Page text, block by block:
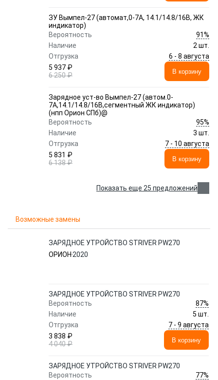
ЗУ Вымпел-27 (автомат,0-7А, 14.1/14.8/16В, ЖК
индикатор)
Вероятность
91%
Наличие
2 шт.
Отгрузка
6 - 8 августа
5 937 ₽
6 250 ₽
В корзину
Зарядное уст-во Вымпел-27 (автом.0-
7А,14.1/14.8/16В,сегментный ЖК индикатор)
(нпп Орион СПб)@
Вероятность
95%
Наличие
3 шт.
Отгрузка
7 - 10 августа
5 831 ₽
6 138 ₽
В корзину
Показать еще 25 предложений
Возможные замены
ЗАРЯДНОЕ УТРОЙСТВО STRIVER PW270
ОРИОН 2020
ЗАРЯДНОЕ УТРОЙСТВО STRIVER PW270
Вероятность
87%
Наличие
5 шт.
Отгрузка
7 - 9 августа
3 838 ₽
4 040 ₽
В корзину
ЗАРЯДНОЕ УТРОЙСТВО STRIVER PW270
Вероятность
77%